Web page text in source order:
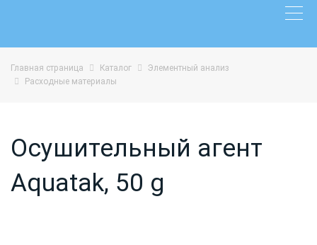
Главная страница Каталог
Элементный анализ
Расходные материалы
Осушительный агент
Aquatak, 50 g